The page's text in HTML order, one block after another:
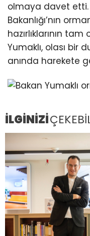
olmaya davet etti.
Bakanlığı’nın
hazırlıklarının
Yumaklı, olası bir
anında harekete
İLGİNİZİ